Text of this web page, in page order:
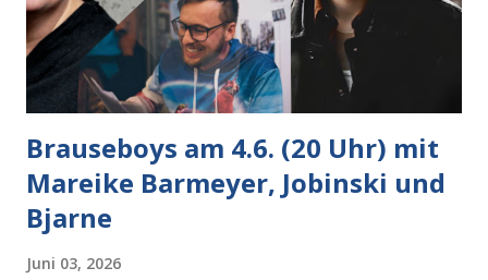
Brauseboys am 4.6. (20 Uhr) mit
Mareike Barmeyer, Jobinski und
Bjarne
Juni 03, 2026